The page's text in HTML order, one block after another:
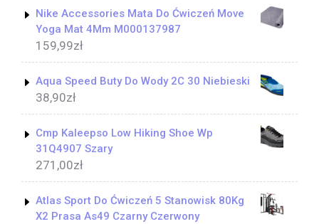
Nike Accessories Mata Do Ćwiczeń Move
Yoga Mat 4Mm M000137987
159,99zł
Aqua Speed Buty Do Wody 2C 30 Niebieski
38,90zł
Cmp Kaleepso Low Hiking Shoe Wp
31Q4907 Szary
271,00zł
Atlas Sport Do Ćwiczeń 5 Stanowisk 80Kg
X2 Prasa As49 Czarny Czerwony